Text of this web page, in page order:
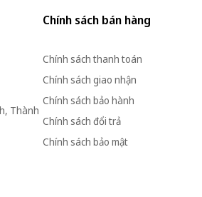
Thành
Chính sách bán hàng
Chính sách thanh toán
Chính sách giao nhận
Chính sách bảo hành
Chính sách đổi trả
Chính sách bảo mật